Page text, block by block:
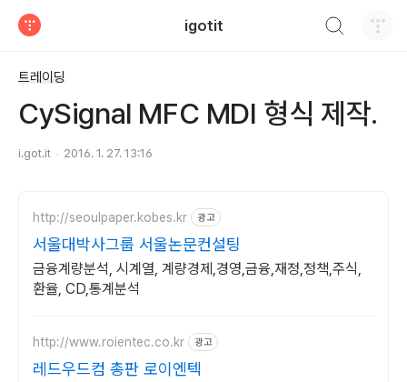
igotit
트레이딩
CySignal MFC MDI 형식 제작.
i.got.it 2016. 1. 27. 13:16
http://seoulpaper.kobes.kr 광고
서울대박사그룹 서울논문컨설팅
금융계량분석, 시계열, 계량경제,경영,금융,재정,정책,주식,
환율, CD,통계분석
http://www.roientec.co.kr 광고
레드우드컴 총판 로이엔텍